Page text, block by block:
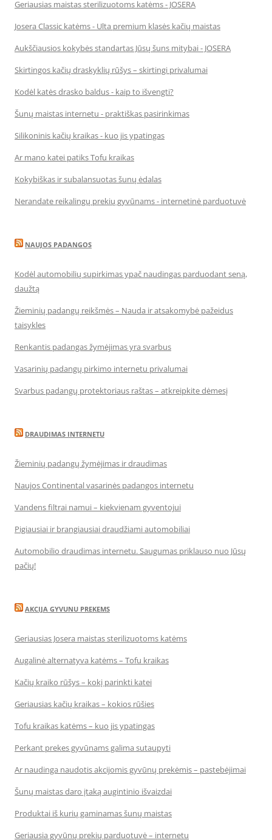
Geriausias maistas sterilizuotoms katėms - JOSERA
Josera Classic katėms - Ulta premium klasės kačių maistas
Aukščiausios kokybės standartas Jūsų šuns mitybai - JOSERA
Skirtingos kačių draskyklių rūšys – skirtingi privalumai
Kodėl katės drasko baldus - kaip to išvengti?
Šunų maistas internetu - praktiškas pasirinkimas
Silikoninis kačių kraikas - kuo jis ypatingas
Ar mano katei patiks Tofu kraikas
Kokybiškas ir subalansuotas šunų ėdalas
Nerandate reikalingų prekių gyvūnams - internetinė parduotuvė
NAUJOS PADANGOS
Kodėl automobilių supirkimas ypač naudingas parduodant seną,
daužtą
Žieminių padangų reikšmės – Nauda ir atsakomybė pažeidus
taisykles
Renkantis padangas žymėjimas yra svarbus
Vasarinių padangų pirkimo internetu privalumai
Svarbus padangų protektoriaus raštas – atkreipkite dėmesį
DRAUDIMAS INTERNETU
Žieminių padangų žymėjimas ir draudimas
Naujos Continental vasarinės padangos internetu
Vandens filtrai namui – kiekvienam gyventojui
Pigiausiai ir brangiausiai draudžiami automobiliai
Automobilio draudimas internetu. Saugumas priklauso nuo Jūsų
pačių!
AKCIJA GYVUNU PREKEMS
Geriausias Josera maistas sterilizuotoms katėms
Augalinė alternatyva katėms – Tofu kraikas
Kačių kraiko rūšys – kokį parinkti katei
Geriausias kačių kraikas – kokios rūšies
Tofu kraikas katėms – kuo jis ypatingas
Perkant prekes gyvūnams galima sutaupyti
Ar naudinga naudotis akcijomis gyvūnų prekėmis – pastebėjimai
Šunų maistas daro įtaką augintinio išvaizdai
Produktai iš kurių gaminamas šunų maistas
Geriausia gyvūnų prekių parduotuvė – internetu